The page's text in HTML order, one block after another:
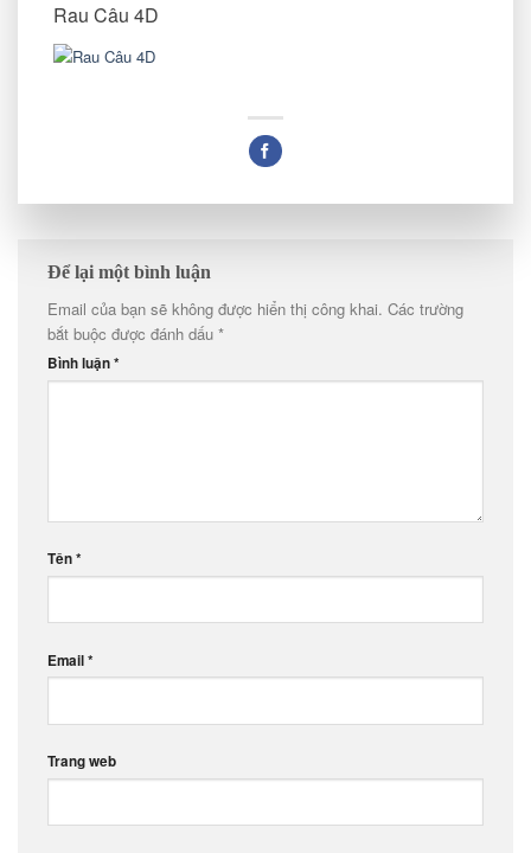
Rau Câu 4D
Để lại một bình luận
Email của bạn sẽ không được hiển thị công khai. Các trường
bắt buộc được đánh dấu *
Bình luận*
Tên*
Email*
Trang web